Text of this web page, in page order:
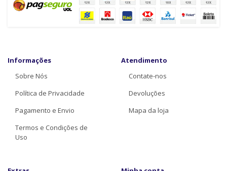
Informações
Sobre Nós
Política de Privacidade
Pagamento e Envio
Termos e Condições de
Uso
Atendimento
Contate-nos
Devoluções
Mapa da loja